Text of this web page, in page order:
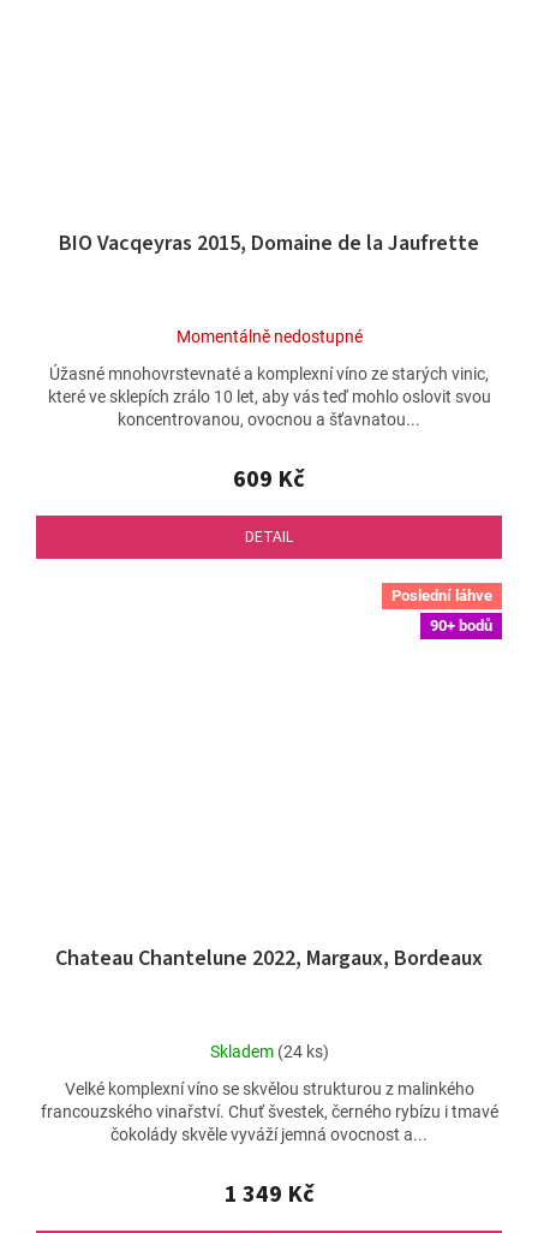
BIO Vacqeyras 2015, Domaine de la Jaufrette
Průměrné
produktu
je
5,0
5
hvězdiček.
Momentálně nedostupné
609 Kč
DETAIL
Úžasné mnohovrstevnaté a komplexní víno ze starých vinic,
které ve sklepích zrálo 10 let, aby vás teď mohlo oslovit svou
koncentrovanou, ovocnou a šťavnatou...
Poslední láhve
90+ bodů
Chateau Chantelune 2022, Margaux, Bordeaux
Průměrné
produktu
je
5,0
5
hvězdiček.
Skladem (24 ks)
1 349 Kč
Velké komplexní víno se skvělou strukturou z malinkého
francouzského vinařství. Chuť švestek, černého rybízu i tmavé
čokolády skvěle vyváží jemná ovocnost a...